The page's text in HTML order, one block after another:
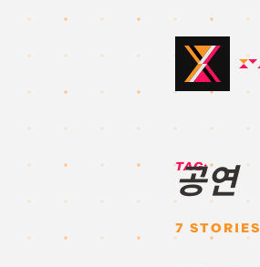
TAG:
공연
7 STORIES